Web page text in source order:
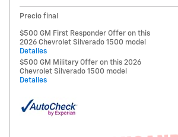
Precio final
$500 GM First Responder Offer on this
2026 Chevrolet Silverado 1500 model
Detalles
$500 GM Military Offer on this 2026
Chevrolet Silverado 1500 model
Detalles